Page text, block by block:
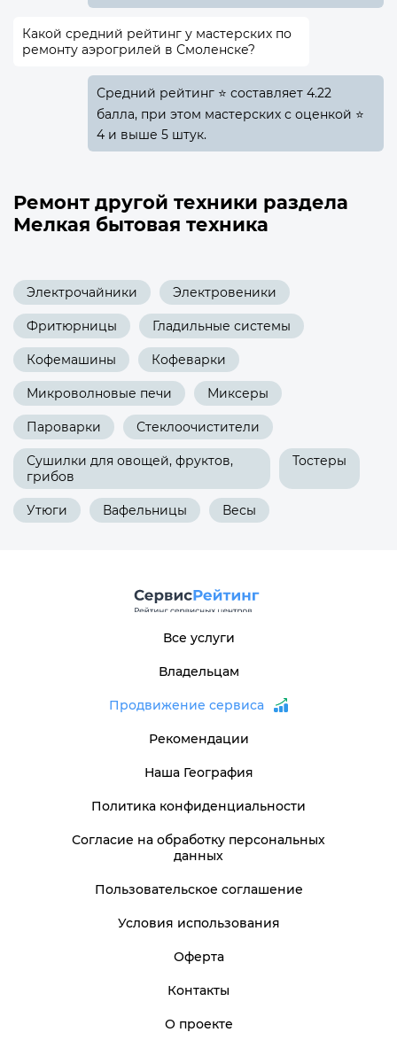
Какой средний рейтинг у мастерских по
ремонту аэрогрилей в Смоленске?
Средний рейтинг ⭐ составляет 4.22
балла, при этом мастерских с оценкой ⭐
4 и выше 5 штук.
Ремонт другой техники раздела
Мелкая бытовая техника
Электрочайники Электровеники
Фритюрницы Гладильные системы
Кофемашины Кофеварки
Микроволновые печи Миксеры
Пароварки Стеклоочистители
Сушилки для овощей, фруктов,
грибов
Тостеры
Утюги Вафельницы Весы
Все услуги
Владельцам
Продвижение сервиса
Рекомендации
Наша География
Политика конфиденциальности
Согласие на обработку персональных
данных
Пользовательское соглашение
Условия использования
Оферта
Контакты
О проекте